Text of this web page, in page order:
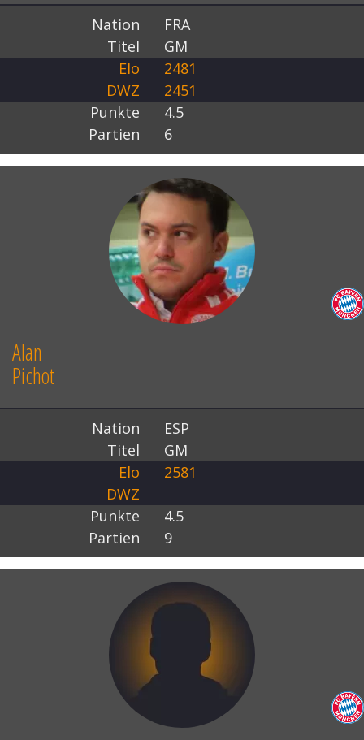
Nation
FRA
Titel
GM
Elo
2481
DWZ
2451
Punkte
4.5
Partien
6
Alan
Pichot
Nation
ESP
Titel
GM
Elo
2581
DWZ
Punkte
4.5
Partien
9